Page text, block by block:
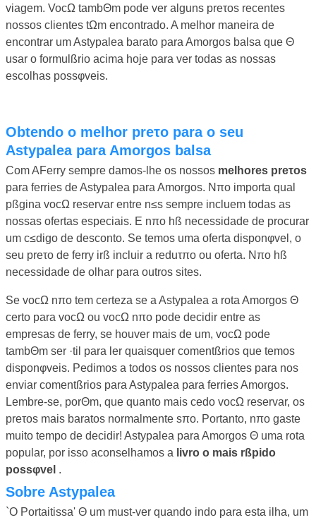
viagem. VocΩ tambΘm pode ver alguns preτos recentes
nossos clientes tΩm encontrado. A melhor maneira de
encontrar um Astypalea barato para Amorgos balsa que Θ
usar o formulßrio acima hoje para ver todas as nossas
escolhas possφveis.
Obtendo o melhor preτo para o seu
Astypalea para Amorgos balsa
Com AFerry sempre damos-lhe os nossos melhores preτos
para ferries de Astypalea para Amorgos. Nπo importa qual
pßgina vocΩ reservar entre n≤s sempre incluem todas as
nossas ofertas especiais. E nπo hß necessidade de procurar
um c≤digo de desconto. Se temos uma oferta disponφvel, o
seu preτo de ferry irß incluir a reduτπo ou oferta. Nπo hß
necessidade de olhar para outros sites.
Se vocΩ nπo tem certeza se a Astypalea a rota Amorgos Θ
certo para vocΩ ou vocΩ nπo pode decidir entre as
empresas de ferry, se houver mais de um, vocΩ pode
tambΘm ser ·til para ler quaisquer comentßrios que temos
disponφveis. Pedimos a todos os nossos clientes para nos
enviar comentßrios para Astypalea para ferries Amorgos.
Lembre-se, porΘm, que quanto mais cedo vocΩ reservar, os
preτos mais baratos normalmente sπo. Portanto, nπo gaste
muito tempo de decidir! Astypalea para Amorgos Θ uma rota
popular, por isso aconselhamos a livro o mais rßpido
possφvel .
Sobre Astypalea
`O Portaitissa' Θ um must-ver quando indo para esta ilha, um